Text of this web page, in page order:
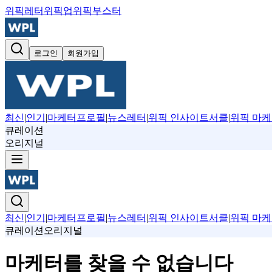
위픽레터 위픽업위픽부스터
로그인 회원가입
최신|인기 |마케터프로필|뉴스레터 |위픽 인사이트서클|위픽 마케
큐레이션
오리지널
최신|인기 |마케터프로필|뉴스레터 |위픽 인사이트서클|위픽 마케
큐레이션 오리지널
마케터를 찾을 수 없습니다